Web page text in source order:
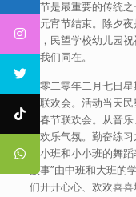
春节是最重要的传统
以元宵节结束。除夕
年，民望学校幼儿园
与我们同在。
二零二零年二月七日
节联欢会。活动当天
年春节联欢会。从音
的欢乐气氛。勤奋练
有小班和小小班的舞
故事”由中班和大班
们开开心心、欢欢喜